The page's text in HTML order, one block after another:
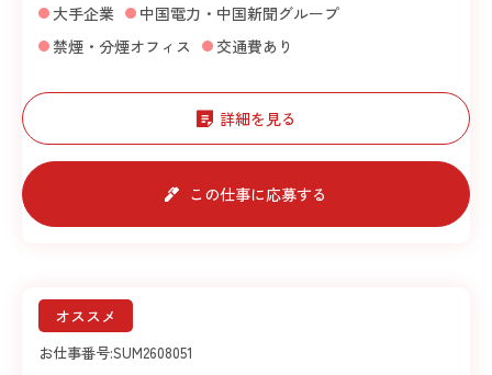
大手企業
中国電力・中国新聞グループ
禁煙・分煙オフィス
交通費あり
詳細を見る
この仕事に応募する
オススメ
お仕事番号:SUM2608051